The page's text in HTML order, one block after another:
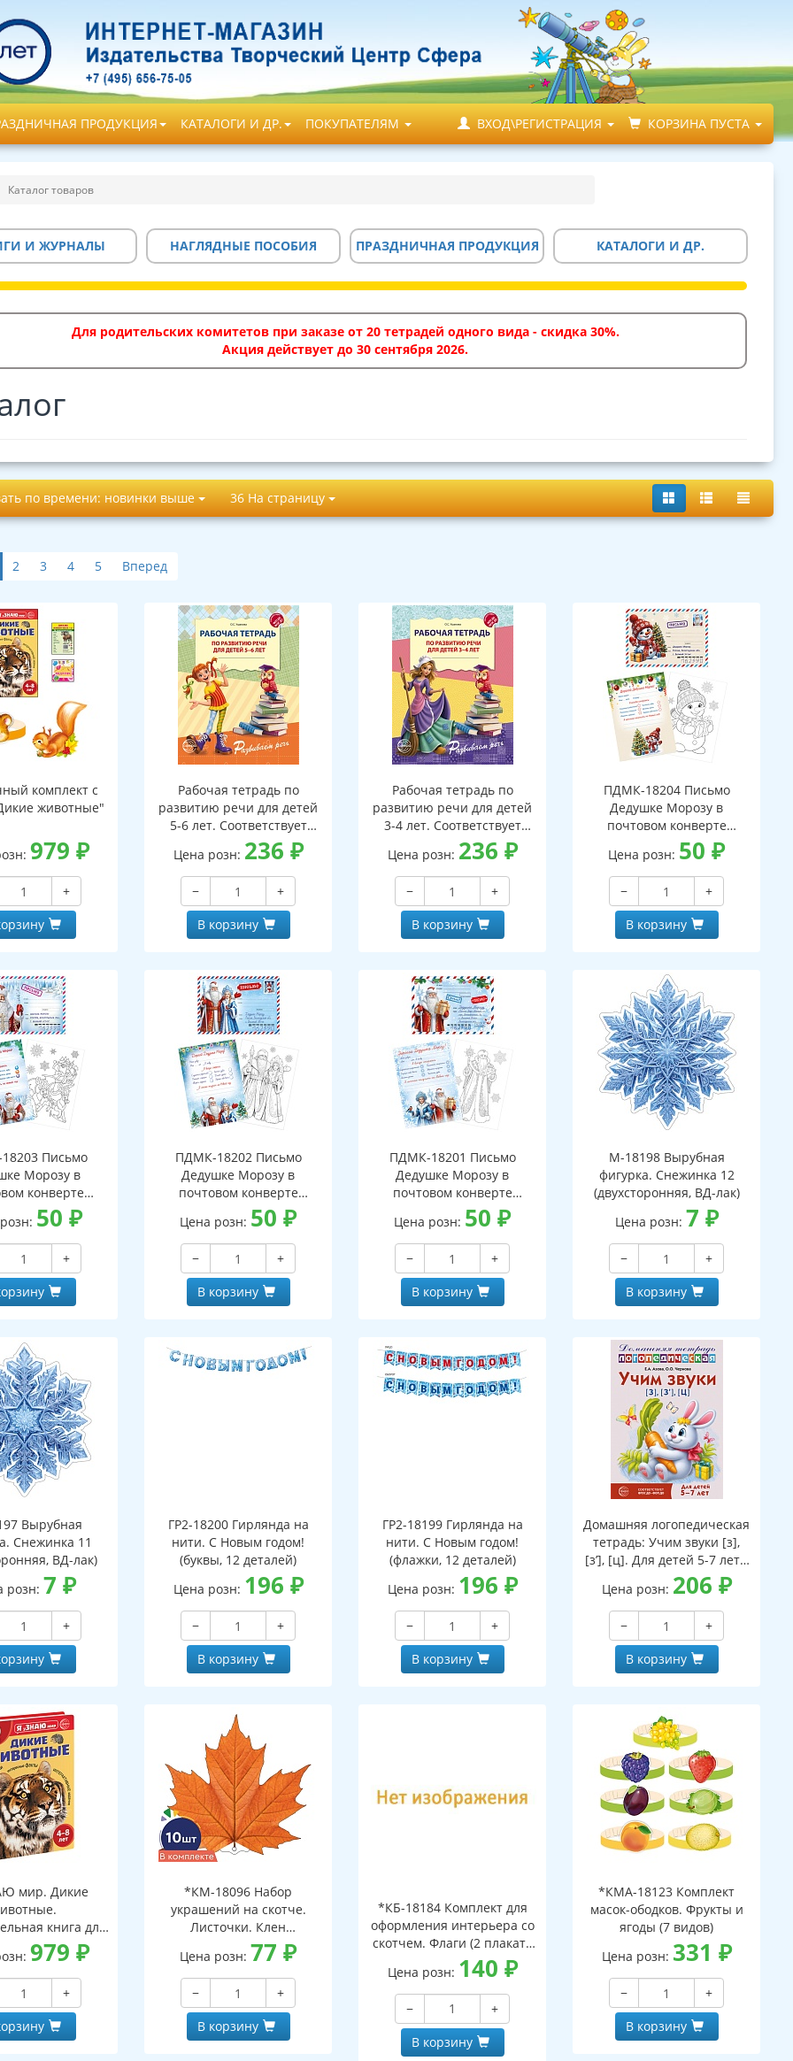
ПРОДУКЦИЯ КАТАЛОГИ И ДР. ПОКУПАТЕЛЯМ ВХОД\РЕГИСТРАЦИЯ КОРЗИНА ПУСТА
Каталог товаров
И ЖУРНАЛЫ НАГЛЯДНЫЕ ПОСОБИЯ ПРАЗДНИЧНАЯ ПРОДУКЦИЯ КАТАЛОГИ И ДР.
Для родительских комитетов при заказе от 20 тетрадей одного вида - скидка 30%.
Акция действует до 30 сентября 2026.
по времени: новинки выше 36 На страницу
2 3 4 5 Вперед
комплект с
животные"
979 ₽
+
Рабочая тетрадь по
развитию речи для детей
5-6 лет. Соответствует
ФГОС ДО - 3-е изд. испр.
Цена розн: 236 ₽
−
+
В корзину
Рабочая тетрадь по
развитию речи для детей
3-4 лет. Соответствует
ФГОС ДО - 3-е изд. испр.
Цена розн: 236 ₽
−
+
В корзину
ПДМК-18204 Письмо
Дедушке Морозу в
почтовом конверте
(конверт, письмо с текстом
и раскраской на обороте,
вырубная фигурка)
Цена розн: 50₽
−
+
В корзину
Письмо
Морозу в
конверте
письмо с текстом
на обороте,
фигурка)
50₽
+
ПДМК-18202 Письмо
Дедушке Морозу в
почтовом конверте
(конверт, письмо с текстом
и раскраской на обороте,
вырубная фигурка)
Цена розн: 50₽
−
+
В корзину
ПДМК-18201 Письмо
Дедушке Морозу в
почтовом конверте
(конверт, письмо с текстом
и раскраской на обороте,
вырубная фигурка)
Цена розн: 50₽
−
+
В корзину
М-18198 Вырубная
фигурка. Снежинка 12
(двухсторонняя, ВД-лак)
Цена розн: 7 ₽
−
+
В корзину
Вырубная
Снежинка 11
ВД-лак)
розн: 7 ₽
+
ГР2-18200 Гирлянда на
нити. С Новым годом!
(буквы, 12 деталей)
Цена розн: 196 ₽
−
+
В корзину
ГР2-18199 Гирлянда на
нити. С Новым годом!
(флажки, 12 деталей)
Цена розн: 196 ₽
−
+
В корзину
Домашняя логопедическая
тетрадь: Учим звуки [з],
[з’], [ц]. Для детей 5-7 лет -
3-е изд.
Цена розн: 206 ₽
−
+
В корзину
мир. Дикие
книга для
4-8 лет
979 ₽
+
*КМ-18096 Набор
украшений на скотче.
Листочки. Клен
наборе, двухсторонний,
ВД-лак)
Цена розн: 77₽
−
+
В корзину
*КБ-18184 Комплект для
оформления интерьера со
скотчем. Флаги (2 плаката
А3)
Цена розн: 140 ₽
−
+
В корзину
*КМА-18123 Комплект
масок-ободков. Фрукты и
ягоды (7 видов)
Цена розн: 331 ₽
−
+
В корзину